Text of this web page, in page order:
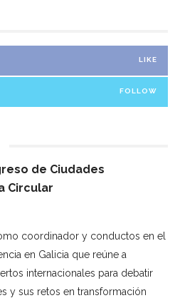
LIKE
FOLLOW
de Ciudades
Circular
coordinador y conductos en el
en Galicia que reúne a
internacionales para debatir
y sus retos en transformación